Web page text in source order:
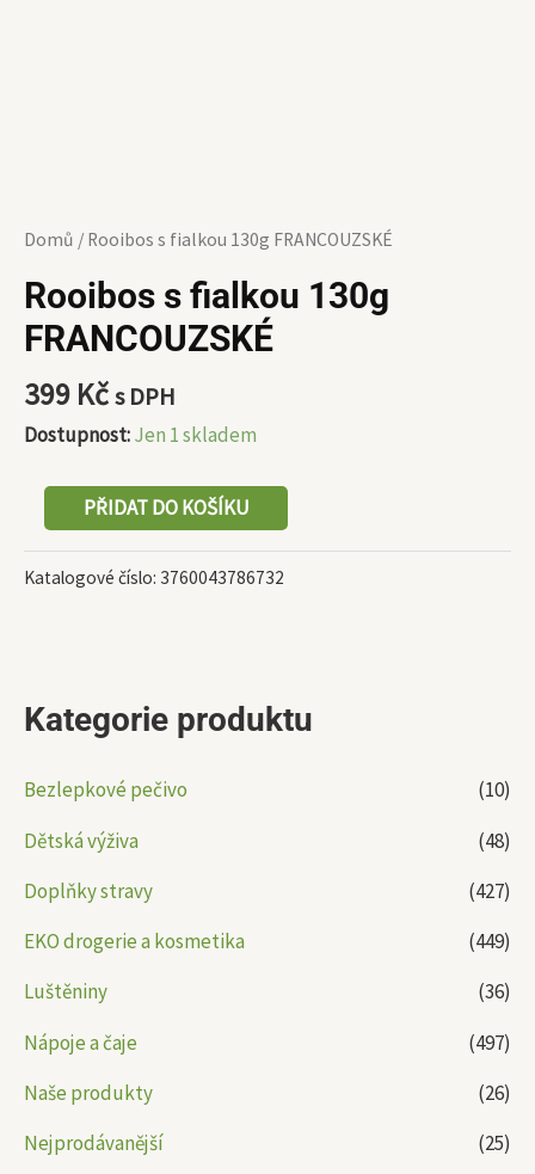
Kategorie produktu
Bezlepkové pečivo
(10)
Dětská výživa
(48)
Doplňky stravy
(427)
EKO drogerie a kosmetika
(449)
Luštěniny
(36)
Nápoje a čaje
(497)
Naše produkty
(26)
Nejprodávanější
(25)
Domů / Rooibos s fialkou 130g FRANCOUZSKÉ
Rooibos s fialkou 130g
FRANCOUZSKÉ
399 Kčs DPH
Dostupnost:Jen 1 skladem
PŘIDAT DO KOŠÍKU
Katalogové číslo: 3760043786732